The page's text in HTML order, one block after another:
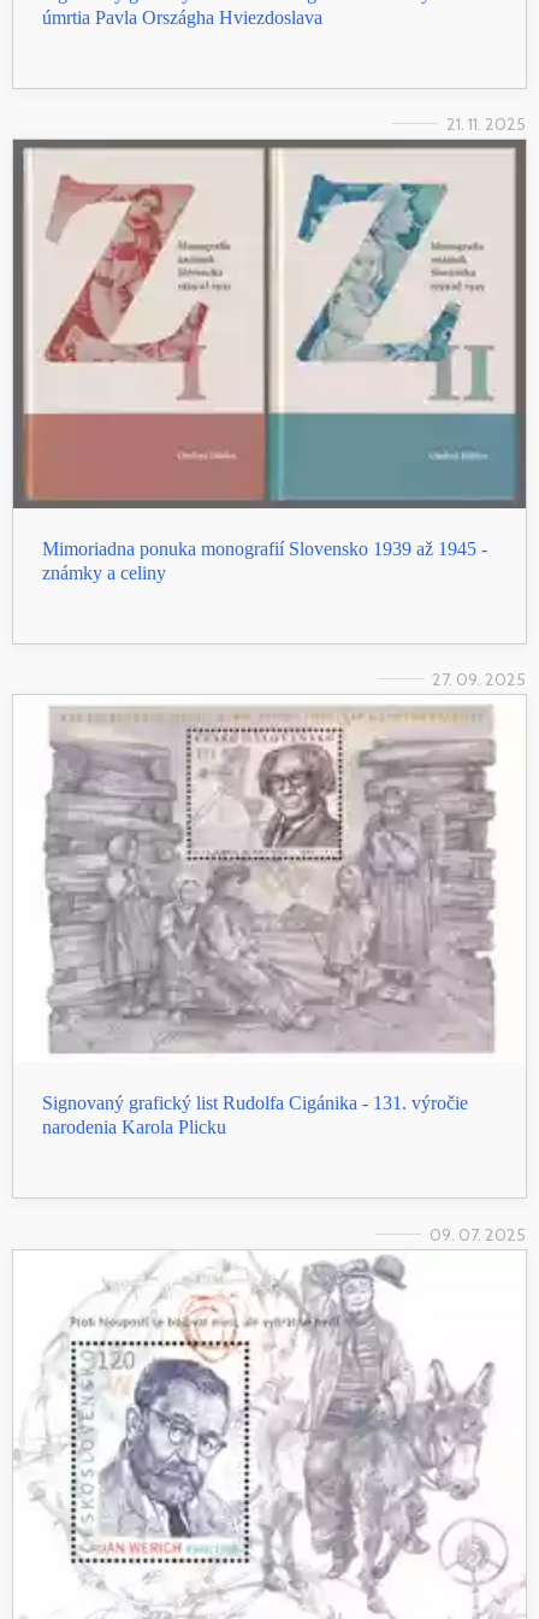
úmrtia Pavla Országha Hviezdoslava
21. 11. 2025
Mimoriadna ponuka monografií Slovensko 1939 až 1945 -
známky a celiny
27. 09. 2025
Signovaný grafický list Rudolfa Cigánika - 131. výročie
narodenia Karola Plicku
09. 07. 2025